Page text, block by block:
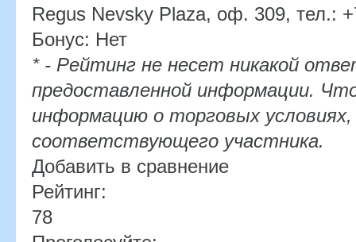
Regus Nevsky Plaza, оф. 309, тел.:
Бонус: Нет
* - Рейтинг не несет никакой
предоставленной информации.
информацию о торговых
соответствующего участника.
Добавить в сравнение
Рейтинг:
78